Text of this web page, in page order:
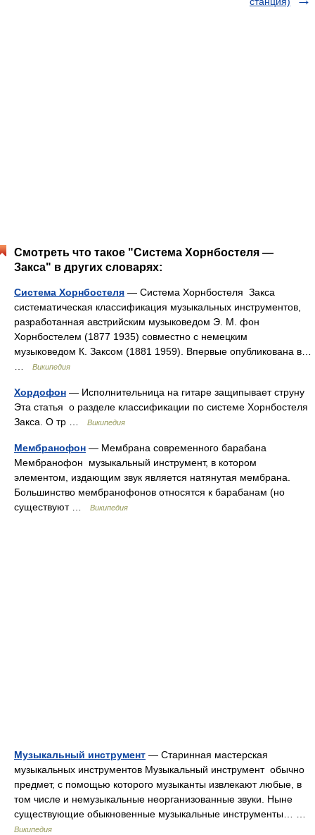
Смотреть что такое "Система Хорнбостеля —
Закса" в других словарях:
Система Хорнбостеля — Система Хорнбостеля Закса
систематическая классификация музыкальных инструментов,
разработанная австрийским музыковедом Э. М. фон
Хорнбостелем (1877 1935) совместно с немецким
музыковедом К. Заксом (1881 1959). Впервые опубликована в…
Википедия
Хордофон — Исполнительница на гитаре защипывает струну
Эта статья о разделе классификации по системе Хорнбостеля
Закса. О тр …
Википедия
Мембранофон — Мембрана современного барабана
Мембранофон музыкальный инструмент, в котором
элементом, издающим звук является натянутая мембрана.
Большинство мембранофонов относятся к барабанам (но
существуют …
Википедия
Музыкальный инструмент — Старинная мастерская
музыкальных инструментов Музыкальный инструмент обычно
предмет, с помощью которого музыканты извлекают любые, в
том числе и немузыкальные неорганизованные звуки. Ныне
существующие обыкновенные музыкальные инструменты… …
Википедия